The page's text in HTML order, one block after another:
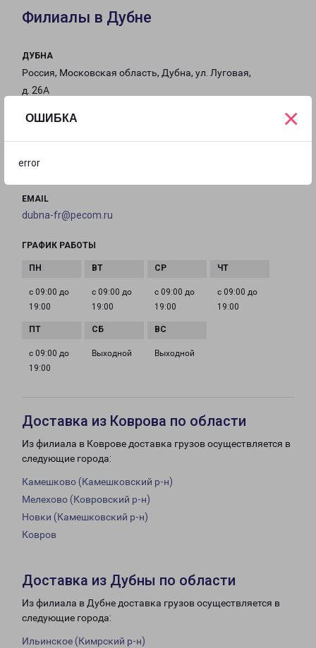
ОШИБКА
error
×
Филиалы в Дубне
ДУБНА
Россия, Московская область, Дубна, ул. Луговая,
д. 26А
на карте
8(496) 215-00-50
EMAIL
dubna-fr@pecom.ru
ГРАФИК РАБОТЫ
с 09:00 до
19:00
с 09:00 до
19:00
с 09:00 до
19:00
с 09:00 до
19:00
с 09:00 до
19:00
Выходной Выходной
Доставка из Коврова по области
Из филиала в Коврове доставка грузов осуществляется в
следующие города:
Камешково (Камешковский р-н)
Мелехово (Ковровский р-н)
Новки (Камешковский р-н)
Ковров
Доставка из Дубны по области
Из филиала в Дубне доставка грузов осуществляется в
следующие города:
Ильинское (Кимрский р-н)